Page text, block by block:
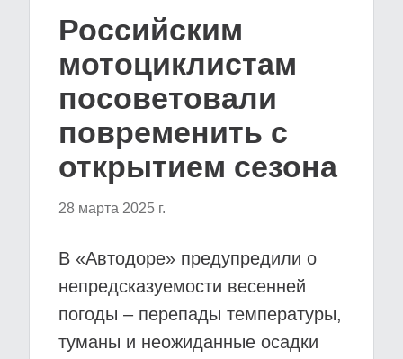
Российским
мотоциклистам
посоветовали
повременить с
открытием сезона
28 марта 2025 г.
В «Автодоре» предупредили о
непредсказуемости весенней
погоды – перепады температуры,
туманы и неожиданные осадки